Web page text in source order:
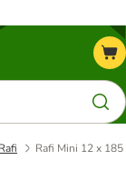
Rafi Rafi Mini 12 x 185